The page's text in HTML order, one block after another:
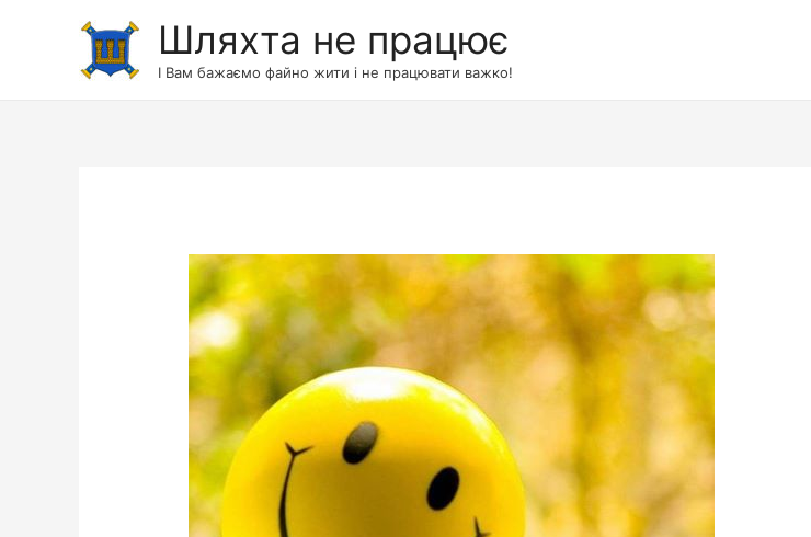
Шляхта не працює
І Вам бажаємо файно жити і не працювати важко!